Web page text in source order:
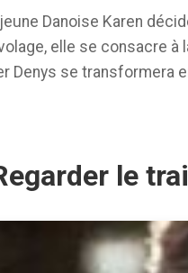
Danoise Karen
elle se consacre
Denys se transformera
le